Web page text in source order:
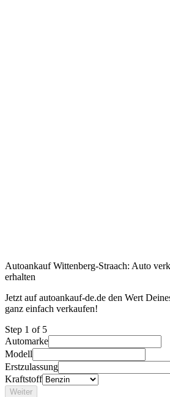
Autoankauf Wittenberg-Straach: Auto
erhalten
Jetzt auf autoankauf-de.de den Wert
ganz einfach verkaufen!
Step 1 of 5
Automarke
Modell
Erstzulassung
Kraftstoff
Weiter